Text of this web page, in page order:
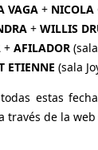
VAGA + NICOLA
+ WILLIS
+ AFILADOR
ETIENNE (sala
estas
través de la